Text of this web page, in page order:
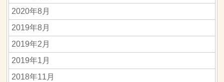
2020年8月
2019年8月
2019年2月
2019年1月
2018年11月